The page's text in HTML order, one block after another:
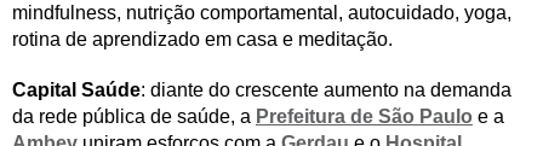
mindfulness, nutrição comportamental, autocuidado, yoga,
rotina de aprendizado em casa e meditação.
Capital Saúde: diante do crescente aumento na demanda
da rede pública de saúde, a Prefeitura de São Paulo e a